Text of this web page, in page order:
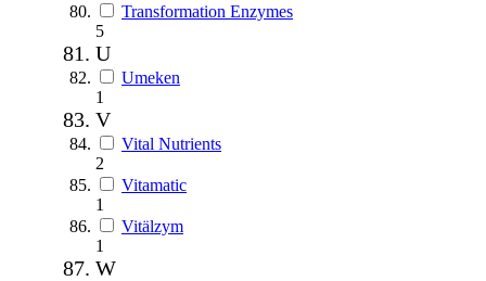
Transformation Enzymes
5
U
Umeken
1
V
Vital Nutrients
2
Vitamatic
1
Vitälzym
1
W